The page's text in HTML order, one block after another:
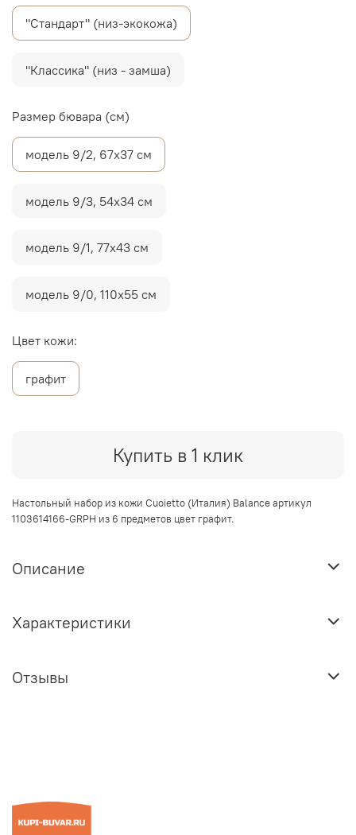
Купить в 1 клик
"Стандарт" (низ-экокожа)
"Классика" (низ - замша)
Размер бювара (см)
модель 9/2, 67х37 см
модель 9/3, 54х34 см
модель 9/1, 77х43 см
модель 9/0, 110х55 см
Цвет кожи:
графит
Настольный набор из кожи Cuoietto (Италия) Balance артикул
1103614166-GRPH из 6 предметов цвет графит.
Описание
Характеристики
Отзывы